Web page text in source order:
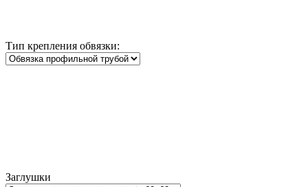
Тип крепления обвязки:
Заглушки